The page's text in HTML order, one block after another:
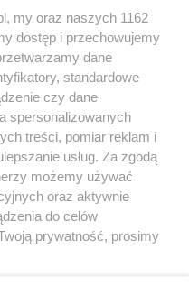
Specjalny koncert z okazji
20. urodzin portalu
wSzczecinie.pl
Regulamin konkursów
śniadaniówka "Hej
Szczecin! Jest piątek!"
my oraz naszych 1162
dostęp i przechowujemy
dane
standardowe
czy dane
spersonalizowanych
treści, pomiar reklam i
usług. Za zgodą
możemy używać
oraz aktywnie
do celów
prywatność, prosimy